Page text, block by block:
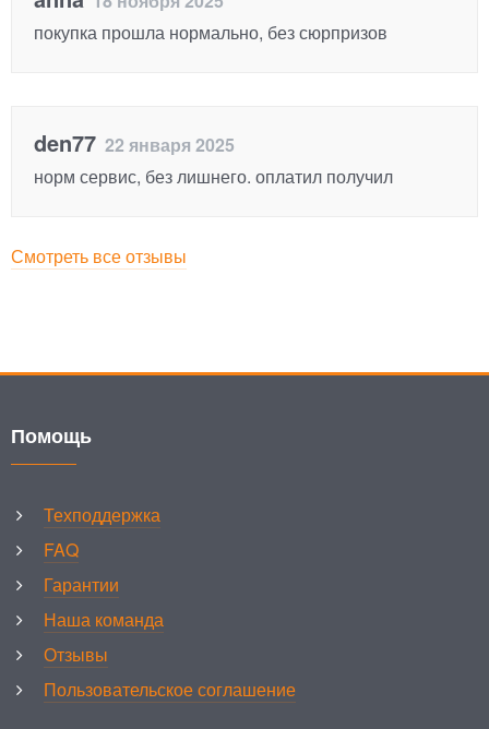
покупка прошла нормально, без сюрпризов
den77 22 января 2025
норм сервис, без лишнего. оплатил получил
Смотреть все отзывы
Помощь
Техподдержка
FAQ
Гарантии
Наша команда
Отзывы
Пользовательское соглашение